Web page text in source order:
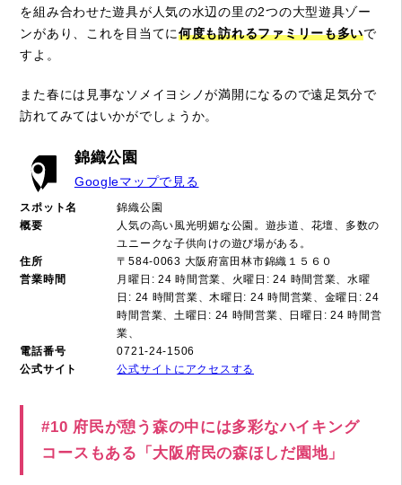
を組み合わせた遊具が人気の水辺の里の2つの大型遊具ゾー
ンがあり、これを目当てに何度も訪れるファミリーも多いで
すよ。
また春には見事なソメイヨシノが満開になるので遠足気分で
訪れてみてはいかがでしょうか。
錦織公園
Googleマップで見る
スポット名
錦織公園
概要
人気の高い風光明媚な公園。遊歩道、花壇、多数の
ユニークな子供向けの遊び場がある。
住所
〒584-0063 大阪府富田林市錦織１５６０
営業時間
月曜日: 24 時間営業、火曜日: 24 時間営業、水曜
日: 24 時間営業、木曜日: 24 時間営業、金曜日: 24
時間営業、土曜日: 24 時間営業、日曜日: 24 時間営
業、
電話番号
0721-24-1506
公式サイト
公式サイトにアクセスする
#10 府民が憩う森の中には多彩なハイキング
コースもある「大阪府民の森ほしだ園地」